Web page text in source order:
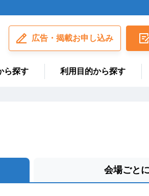
広告・揭載お申し込み
ら探す 利用目的から探す
会場ごと